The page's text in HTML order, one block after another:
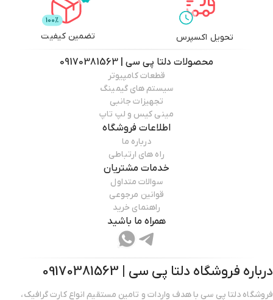
تحویل اکسپرس تضمین کیفیت
محصولات دلتا پی سی | 09170381563
قطعات کامپیوتر
سیستم های گیمینگ
تجهیزات جانبی
مینی کیس و لپ تاپ
اطلاعات فروشگاه
درباره ما
راه های ارتباطی
خدمات مشتریان
سوالات متداول
قوانین مرجوعی
راهنمای خرید
همراه ما باشید
درباره فروشگاه دلتا پی سی | 09170381563
فروشگاه دلتا پی سی با هدف واردات و تامین مستقیم انواع کارت گرافیک،